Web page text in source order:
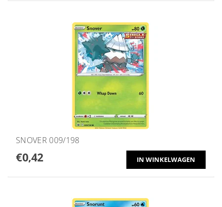
SNOVER 009/198
€0,42